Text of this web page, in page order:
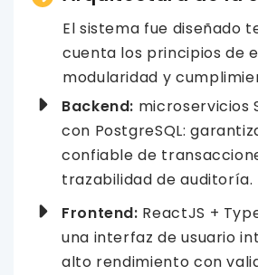
El sistema fue diseñado
cuenta los principios de
modularidad y
Backend: microservicios
con PostgreSQL:
confiable de
trazabilidad de auditoría.
Frontend: ReactJS +
una interfaz de usuario
alto rendimiento con